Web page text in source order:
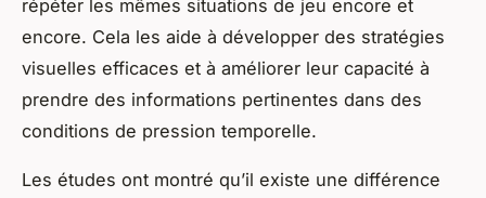
répéter les mêmes situations de jeu encore et
encore. Cela les aide à développer des stratégies
visuelles efficaces et à améliorer leur capacité à
prendre des informations pertinentes dans des
conditions de pression temporelle.
Les études ont montré qu’il existe une différence